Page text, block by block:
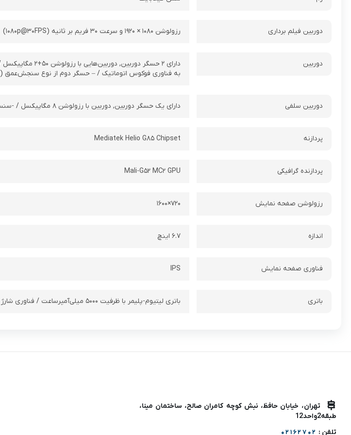
دوربین فیلم برداری رزولوشن ۱۰۸۰ × ۱۹۲۰ و سرعت ۳۰ فریم بر ثانیه (۱۰۸۰p@۳۰FPS)
دوربین
به فناوری فوکوس اتوماتیک / – حسگر دوم از نوع سنجش‌عمق (depth) با رزولوشن ۲ مگاپیکسل، دریچه‌ی دیافراگم f/۲.۴
دوربین سلفی دارای یک حسگر دوربین, دوربین‌ با رزولوشن ۸ مگاپیکسل / -سنسور از نوع عریض (wide)، دریچه‌ی دیافراگم f/۲.۲
پردازنه Mediatek Helio G۸۵ Chipset
پردازنده گرافیکی Mali-G۵۲ MC۲ GPU
رزولوشن صفحه نمایش ۷۲۰×۱۶۰۰
اندازه ۶.۷ اینچ
فناوری صفحه نمایش IPS
باتری باتری لیتیوم‌-پلیمر با ظرفیت ۵۰۰۰ میلی‌آمپرساعت / فناوری شارژ سریع ۲۵ وات
تهران، خیابان حافظ، نبش کوچه کامران صالح، ساختمان مینا،
طبقه2واحد12
تلفن : 02162702